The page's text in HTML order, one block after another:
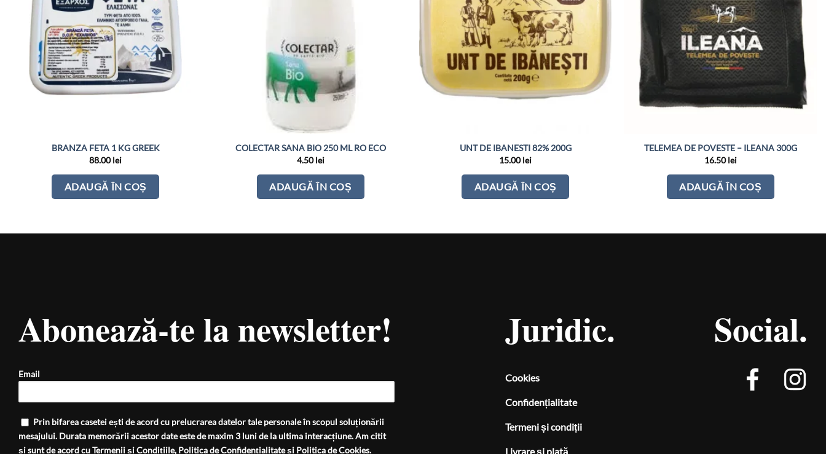
BRANZA FETA 1 KG GREEK
88.00lei
ADAUGĂ ÎN COȘ
COLECTAR SANA BIO 250 ML RO ECO
4.50lei
ADAUGĂ ÎN COȘ
UNT DE IBANESTI 82% 200G
15.00lei
ADAUGĂ ÎN COȘ
TELEMEA DE POVESTE – ILEANA 300G
16.50lei
ADAUGĂ ÎN COȘ
Abonează-te la newsletter!
Email
Prin bifarea casetei ești de acord cu prelucrarea datelor tale personale în scopul soluționării
mesajului. Durata memorării acestor date este de maxim 3 luni de la ultima interacțiune. Am citit
și sunt de acord cuTermenii și Condițiile, Politica de Confidențialitateși Politica de Cookies.
Juridic.
Cookies
Confidențialitate
Termeni și condiții
Livrare și plată
Social.